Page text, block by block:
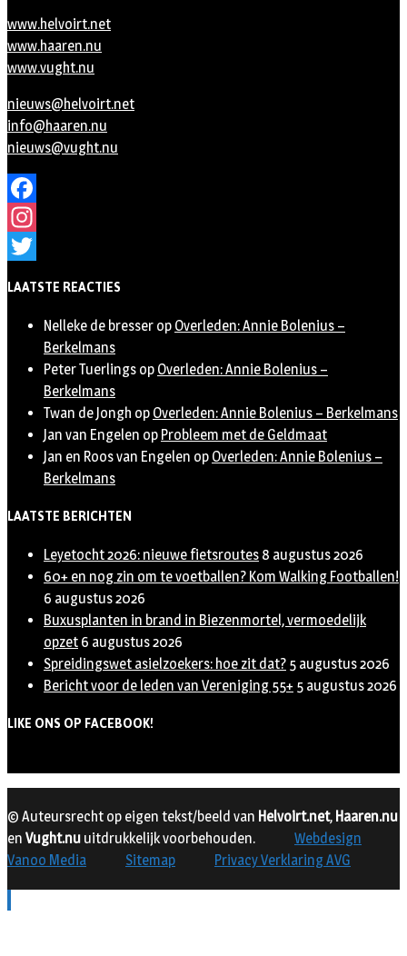
www.helvoirt.net
www.haaren.nu
www.vught.nu
nieuws@helvoirt.net
info@haaren.nu
nieuws@vught.nu
Facebook
Instagram
LAATSTE REACTIES
Nelleke de bresser op Overleden: Annie Bolenius –
Berkelmans
Peter Tuerlings op Overleden: Annie Bolenius –
Berkelmans
Twan de Jongh op Overleden: Annie Bolenius – Berkelmans
Jan van Engelen op Probleem met de Geldmaat
Jan en Roos van Engelen op Overleden: Annie Bolenius –
Berkelmans
LAATSTE BERICHTEN
Leyetocht 2026: nieuwe fietsroutes 8 augustus 2026
60+ en nog zin om te voetballen? Kom Walking Footballen!
6 augustus 2026
Buxusplanten in brand in Biezenmortel, vermoedelijk
opzet 6 augustus 2026
Spreidingswet asielzoekers: hoe zit dat? 5 augustus 2026
Bericht voor de leden van Vereniging 55+ 5 augustus 2026
LIKE ONS OP FACEBOOK!
© Auteursrecht op eigen tekst/beeld van Helvoirt.net, Haaren.nu
en Vught.nu uitdrukkelijk voorbehouden.
Webdesign
Vanoo Media
Sitemap Privacy Verklaring AVG